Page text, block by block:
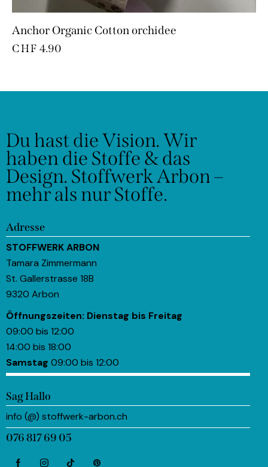
Anchor Organic Cotton orchidee
CHF 4.90
Du hast die Vision.Wir
haben die Stoffe & das
Design. Stoffwerk Arbon –
mehr als nur Stoffe.
Adresse
STOFFWERK ARBON
Tamara Zimmermann
St. Gallerstrasse 18B
9320 Arbon
Öffnungszeiten: Dienstag bis Freitag
09:00 bis 12:00
14:00 bis 18:00
Samstag 09:00 bis 12:00
Sag Hallo
info (@) stoffwerk-arbon.ch
076 817 69 05